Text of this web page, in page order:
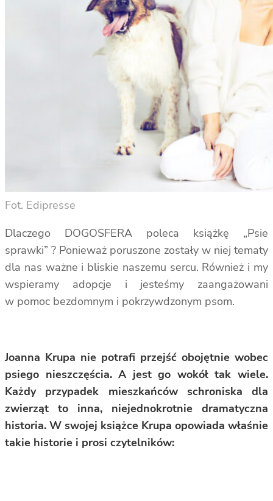
Fot. Edipresse
Dlaczego DOGOSFERA poleca książkę „Psie
sprawki” ? Ponieważ poruszone zostały w niej tematy
dla nas ważne i bliskie naszemu sercu. Również i my
wspieramy adopcje i jesteśmy zaangażowani
w pomoc bezdomnym i pokrzywdzonym psom.
Joanna Krupa nie potrafi przejść obojętnie wobec
psiego nieszczęścia. A jest go wokół tak wiele.
Każdy przypadek mieszkańców schroniska dla
zwierząt to inna, niejednokrotnie dramatyczna
historia. W swojej książce Krupa opowiada właśnie
takie historie i prosi czytelników: